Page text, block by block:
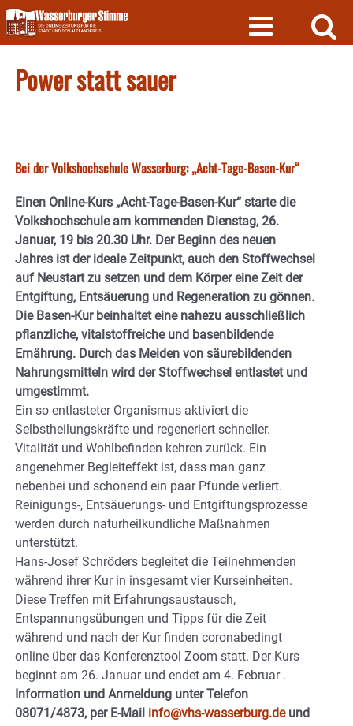
Skip
to
content
Power statt sauer
Bei der Volkshochschule Wasserburg: „Acht-Tage-Basen-Kur“
Einen Online-Kurs „Acht-Tage-Basen-Kur“ starte die
Volkshochschule am kommenden Dienstag, 26.
Januar, 19 bis 20.30 Uhr. Der Beginn des neuen
Jahres ist der ideale Zeitpunkt, auch den Stoffwechsel
auf Neustart zu setzen und dem Körper eine Zeit der
Entgiftung, Entsäuerung und Regeneration zu gönnen.
Die Basen-Kur beinhaltet eine nahezu ausschließlich
pflanzliche, vitalstoffreiche und basenbildende
Ernährung. Durch das Meiden von säurebildenden
Nahrungsmitteln wird der Stoffwechsel entlastet und
umgestimmt.
Ein so entlasteter Organismus aktiviert die
Selbstheilungskräfte und regeneriert schneller.
Vitalität und Wohlbefinden kehren zurück. Ein
angenehmer Begleiteffekt ist, dass man ganz
nebenbei und schonend ein paar Pfunde verliert.
Reinigungs-, Entsäuerungs- und Entgiftungsprozesse
werden durch naturheilkundliche Maßnahmen
unterstützt.
Hans-Josef Schröders begleitet die Teilnehmenden
während ihrer Kur in insgesamt vier Kurseinheiten.
Diese Treffen mit Erfahrungsaustausch,
Entspannungsübungen und Tipps für die Zeit
während und nach der Kur finden coronabedingt
online über das Konferenztool Zoom statt. Der Kurs
beginnt am 26. Januar und endet am 4. Februar .
Information und Anmeldung unter Telefon
08071/4873, per E-Mail info@vhs-wasserburg.deund